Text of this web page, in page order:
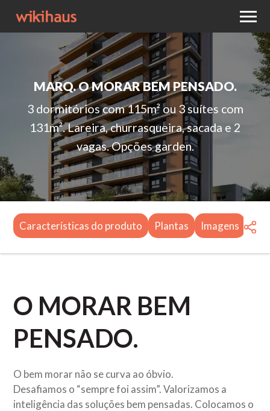
MARQ. O MORAR BEM PENSADO.
3 dormitórios com 115m² ou 3 suítes com
131m². Lareira, churrasqueira, sacada e 2
vagas. Opções garden.
Características do produto Plantas Imagens
O MORAR BEM
PENSADO.
O bem morar não se curva ao óbvio.
Desafiamos o “sempre foi assim”. Valorizamos a
inteligência das soluções bem pensadas. Colocamos o